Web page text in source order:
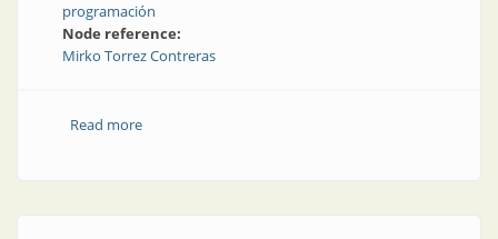
programación
Node reference:
Mirko Torrez Contreras
Read moreabout Una breve historia de la gestión de dispositivos